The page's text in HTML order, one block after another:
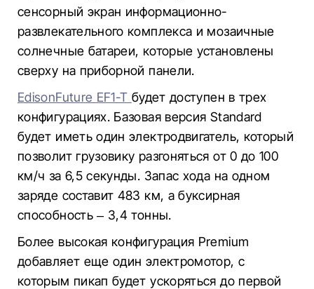
сенсорный экран информационно-
развлекательного комплекса и мозаичные
солнечные батареи, которые установлены
сверху на приборной панели.
EdisonFuture EF1-T будет доступен в трех
конфигурациях. Базовая версия Standard
будет иметь один электродвигатель, который
позволит грузовику разгоняться от 0 до 100
км/ч за 6,5 секунды. Запас хода на одном
заряде составит 483 км, а буксирная
способность – 3,4 тонны.
Более высокая конфигурация Premium
добавляет еще один электромотор, с
которым пикап будет ускоряться до первой